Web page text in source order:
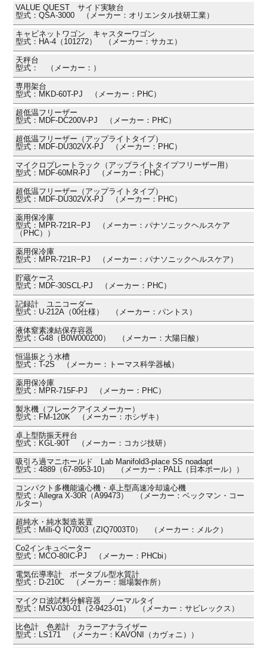
VALUE QUEST サイド実験台
型式：QSA-3000 （メーカー：オリエンタル技研工業）
キャビネットワゴン キャスターワゴン
型式：HA-4（101272） （メーカー：サカエ）
天秤台
型式： （メーカー：）
専用架台
型式：MKD-60T-PJ （メーカー：PHC）
超低温フリーザー
型式：MDF-DC200V-PJ （メーカー：PHC）
超低温フリーザー（アップライトタイプ）
型式：MDF-DU302VX-PJ （メーカー：PHC）
マイクロプレートラック（アップライトタイプフリーザー用）
型式：MDF-60MR-PJ （メーカー：PHC）
超低温フリーザー（アップライトタイプ）
型式：MDF-DU302VX-PJ （メーカー：PHC）
薬用保冷庫
型式：MPR-721R−PJ （メーカー：パナソニックヘルスケア
（PHC））
薬用保冷庫
型式：MPR-721R−PJ （メーカー：パナソニックヘルスケア）
貯蔵ケース
型式：MDF-30SCL-PJ （メーカー：PHC）
記録計 ユニコーダー
型式：U-212A（00仕様） （メーカー：パントス）
液体窒素凍結保存容器
型式：G48（B0W000200） （メーカー：大陽日酸）
恒温振とう水槽
型式：T-2S （メーカー：トーマス科学器械）
薬用保冷庫
型式：MPR-715F-PJ （メーカー：PHC）
製氷機（フレークアイスメーカー）
型式：FM-120K （メーカー：ホシザキ）
卓上型防振天秤台
型式：KGL-90T （メーカー：コカジ技研）
吸引ろ過マニホールド Lab Manifold3-place SS noadapt
型式：4889（67-8953-10） （メーカー：PALL（日本ポール））
コンパクト多機能遠心機・卓上型高速冷却遠心機
型式：Allegra X-30R（A99473） （メーカー：ベックマン・コー
ルター）
超純水・純水製造装置
型式：Milli-Q IQ7003（ZIQ7003T0） （メーカー：メルク）
Co2インキュベーター
型式：MCO-80IC-PJ （メーカー：PHCbi）
電気伝導率計 ポータブル型水質計
型式：D-210C （メーカー：堀場製作所）
マイクロ波試料分解容器 ノーマルタイ
型式：MSV-030-01（2-9423-01） （メーカー：サビレックス）
比色計 色差計 カラーアナライザー
型式：LS171 （メーカー：KAVONI（カヴォニ））